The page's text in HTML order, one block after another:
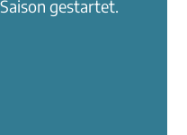
gestartet.